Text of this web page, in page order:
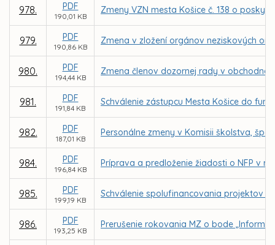
978. PDF
190,01 KB
Zmeny VZN mesta Košice č. 138 o
979. PDF
190,86 KB
Zmena v zložení orgánov neziskových
980. PDF
194,44 KB
Zmena členov dozornej rady v obchodnej
981. PDF
191,84 KB
Schválenie zástupcu Mesta Košice do
982. PDF
187,01 KB
Personálne zmeny v Komisii školstva,
984. PDF
196,84 KB
Príprava a predloženie žiadosti o NFP v
985. PDF
199,19 KB
Schválenie spolufinancovania projektov
986. PDF
193,25 KB
Prerušenie rokovania MZ o bode